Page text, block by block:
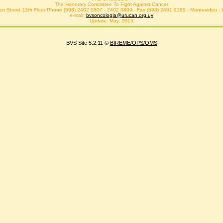
The Honorary Committee To Fight Against Cancer
Street 12th Floor Phone (598) 2402 0807 - 2402 0809 - Fax (598) 2401 9189 - Montevideo -
e-mail: bvsoncologia@urucan.org.uy
Update: May, 2015
BVS Site 5.2.11 © BIREME/OPS/OMS